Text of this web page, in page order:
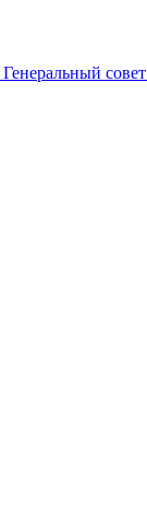
Генеральный совет